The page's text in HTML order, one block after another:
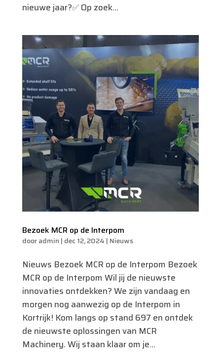
nieuwe jaar?✅ Op zoek...
Bezoek MCR op de Interpom
dooradmin | dec 12, 2024 | Nieuws
Nieuws Bezoek MCR op de Interpom Bezoek
MCR op de Interpom Wil jij de nieuwste
innovaties ontdekken? We zijn vandaag en
morgen nog aanwezig op de Interpom in
Kortrijk! Kom langs op stand 697 en ontdek
de nieuwste oplossingen van MCR
Machinery. Wij staan klaar om je...